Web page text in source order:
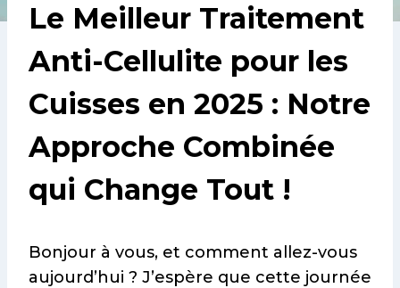
Le Meilleur Traitement
Anti-Cellulite pour les
Cuisses en 2025 : Notre
Approche Combinée
qui Change Tout !
Bonjour à vous, et comment allez-vous
aujourd’hui ? J’espère que cette journée